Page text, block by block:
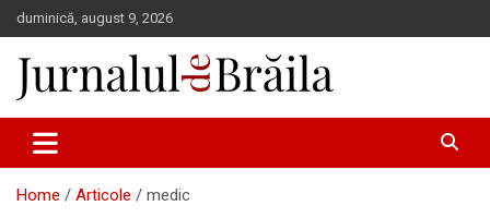
Skip
to
content
duminică, august 9, 2026
Jurnalul de Brăila
Home Articole medic